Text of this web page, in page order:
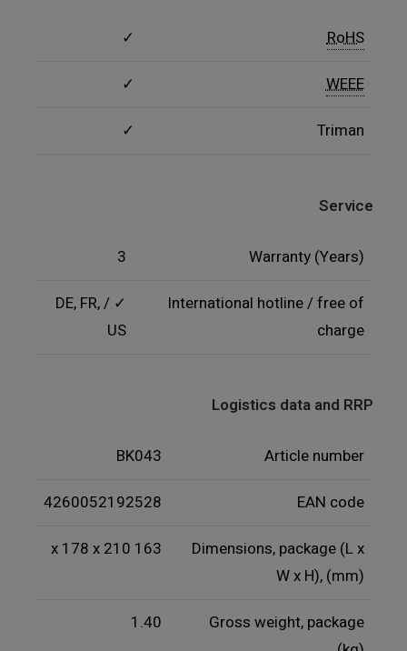
RoHS
✓
WEEE
✓
Triman
✓
Service
Warranty (Years)
3
International hotline / free of
charge
✓ / DE, FR,
US
Logistics data and RRP
Article number
BK043
EAN code
4260052192528
Dimensions, package (L x
W x H), (mm)
163 x 178 x 210
Gross weight, package
1.40